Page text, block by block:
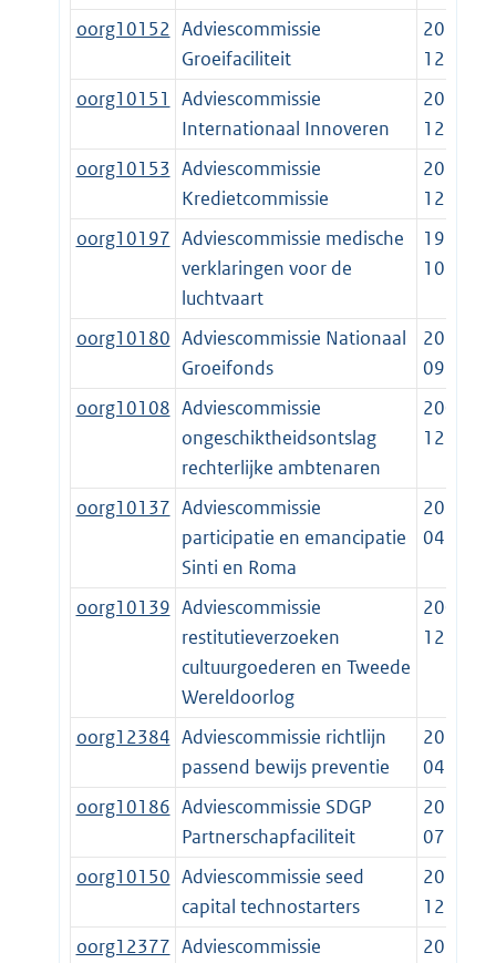
oorg10152 Adviescommissie
Groeifaciliteit
2014-
12-19
oorg10151
Adviescommissie
Internationaal Innoveren
2014-
12-19
oorg10153 Adviescommissie
Kredietcommissie
2014-
12-19
oorg10197 Adviescommissie medische
verklaringen voor de
luchtvaart
1999-
10-01
oorg10180 Adviescommissie Nationaal
Groeifonds
2020-
09-15
oorg10108 Adviescommissie
ongeschiktheidsontslag
rechterlijke ambtenaren
2003-
12-02
oorg10137 Adviescommissie
participatie en emancipatie
Sinti en Roma
2015-
04-11
oorg10139 Adviescommissie
restitutieverzoeken
cultuurgoederen en Tweede
Wereldoorlog
2001-
12-23
oorg12384 Adviescommissie richtlijn
passend bewijs preventie
2025-
04-11
oorg10186 Adviescommissie SDGP
Partnerschapfaciliteit
2019-
07-16
oorg10150 Adviescommissie seed
capital technostarters
2014-
12-19
oorg12377 Adviescommissie
2024-